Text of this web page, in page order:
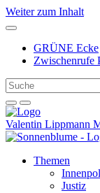
Weiter zum Inhalt
GRÜNE Ecke
Zwischenrufe
Valentin Lippmann
Themen
Justiz